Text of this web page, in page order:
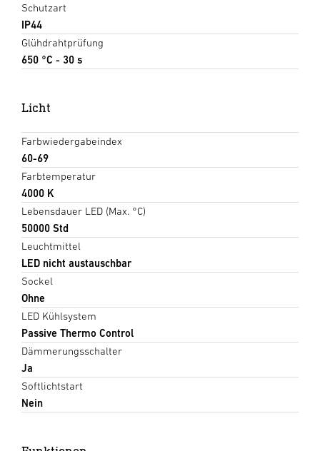
Schutzart
IP44
Glühdrahtprüfung
650 °C - 30 s
Licht
Farbwiedergabeindex
60-69
Farbtemperatur
4000 K
Lebensdauer LED (Max. °C)
50000 Std
Leuchtmittel
LED nicht austauschbar
Sockel
Ohne
LED Kühlsystem
Passive Thermo Control
Dämmerungsschalter
Ja
Softlichtstart
Nein